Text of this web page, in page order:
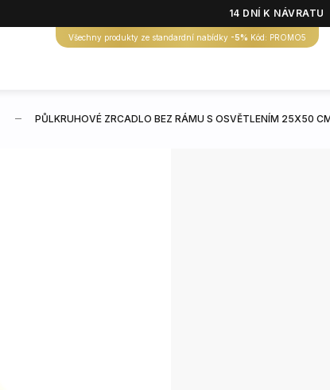
14 DNÍ K NÁVRATU
Všechny produkty ze standardní nabídky -5% Kód: PROMO5
PŮLKRUHOVÉ ZRCADLO BEZ RÁMU S OSVĚTLENÍM 25X50